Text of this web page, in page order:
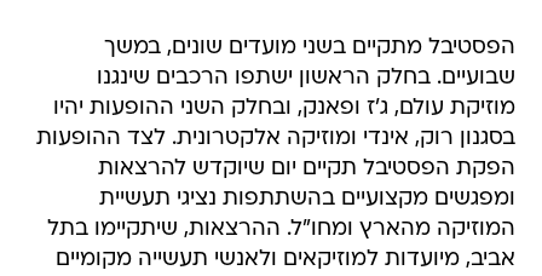
הפסטיבל מתקיים בשני מועדים שונים, במשך
שבועיים. בחלק הראשון ישתפו הרכבים שינגנו
מוזיקת עולם, ג'ז ופאנק, ובחלק השני ההופעות יהיו
בסגנון רוק, אינדי ומוזיקה אלקטרונית. לצד ההופעות
הפקת הפסטיבל תקיים יום שיוקדש להרצאות
ומפגשים מקצועיים בהשתתפות נציגי תעשיית
המוזיקה מהארץ ומחו"ל. ההרצאות, שיתקיימו בתל
אביב, מיועדות למוזיקאים ולאנשי תעשייה מקומיים